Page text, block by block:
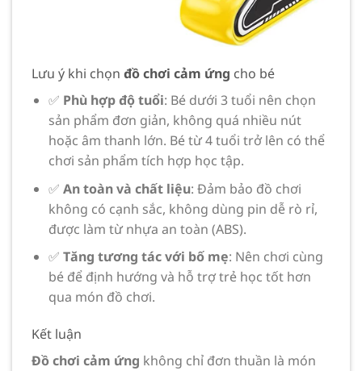
Lưu ý khi chọn đồ chơi cảm ứng cho bé
✅ Phù hợp độ tuổi: Bé dưới 3 tuổi nên chọn
sản phẩm đơn giản, không quá nhiều nút
hoặc âm thanh lớn. Bé từ 4 tuổi trở lên có thể
chơi sản phẩm tích hợp học tập.
✅ An toàn và chất liệu: Đảm bảo đồ chơi
không có cạnh sắc, không dùng pin dễ rò rỉ,
được làm từ nhựa an toàn (ABS).
✅ Tăng tương tác với bố mẹ: Nên chơi cùng
bé để định hướng và hỗ trợ trẻ học tốt hơn
qua món đồ chơi.
Kết luận
Đồ chơi cảm ứng không chỉ đơn thuần là món